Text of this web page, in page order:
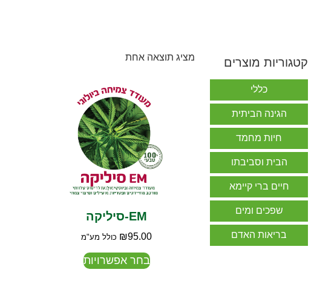
קטגוריות מוצרים
כללי
הגינה הביתית
חיות מחמד
הבית וסביבתו
חיים ברי קיימא
שפכים ומים
בריאות האדם
מציג תוצאה אחת
EM-סיליקה
₪95.00 כולל מע"מ
בחר אפשרויות